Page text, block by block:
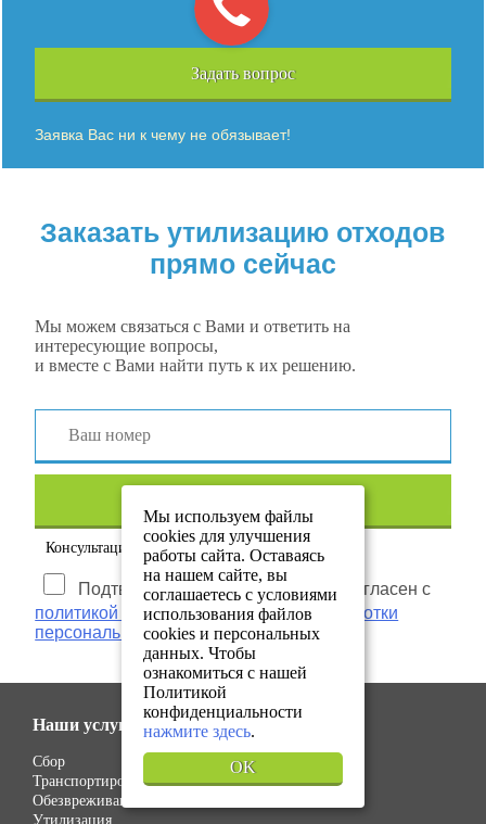
Задать вопрос
Заявка Вас ни к чему не обязывает!
Заказать утилизацию отходов
прямо сейчас
Мы можем связаться с Вами и ответить на
интересующие вопросы,
и вместе с Вами найти путь к их решению.
Консультация Вас ни к чему не обязывает!
Подтверждаю, что ознакомлен и согласен с
политикой конфиденциальности и обработки
персональных данных.
Наши услуги
Сбор
Транспортировка
Обезвреживание
Утилизация
Мы используем файлы
cookies для улучшения
работы сайта. Оставаясь
на нашем сайте, вы
соглашаетесь с условиями
использования файлов
cookies и персональных
данных. Чтобы
ознакомиться с нашей
Политикой
конфиденциальности
нажмите здесь.
OK